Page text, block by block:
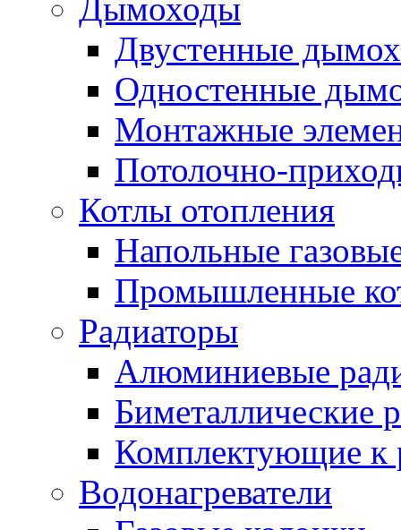
Дымоходы
Двустенные
Одностенные
Монтажные
Потолочно-
Котлы отопления
Напольные
Промышленные
Радиаторы
Алюминиевые
Биметаллические
Комплектующие к
Водонагреватели